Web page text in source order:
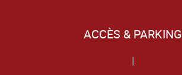
ACCÈS & PARKING
|